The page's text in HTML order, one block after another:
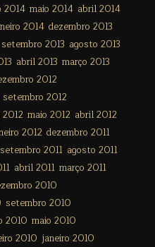
2014 maio 2014 abril 2014
2014 dezembro 2013
setembro 2013 agosto 2013
abril 2013 março 2013
2012
setembro 2012
2012 maio 2012 abril 2012
2012 dezembro 2011
setembro 2011 agosto 2011
abril 2011 março 2011
2010
setembro 2010
2010 maio 2010
2010 janeiro 2010